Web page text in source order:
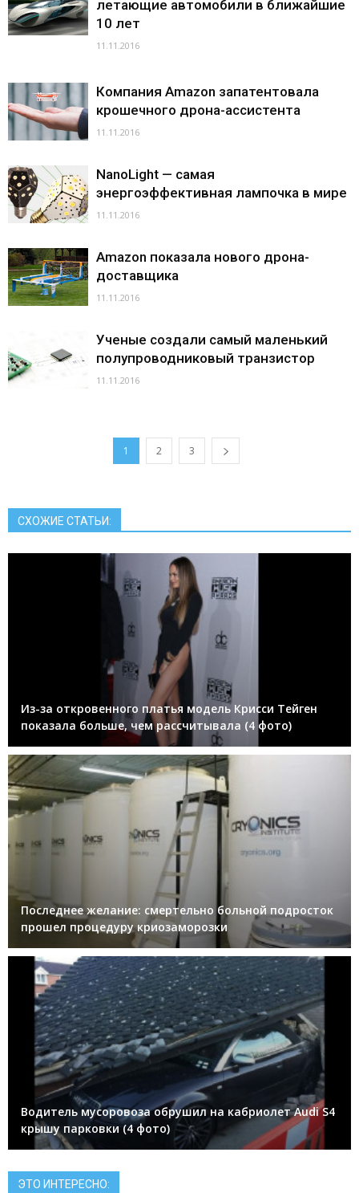
летающие автомобили в ближайшие
10 лет
11.11.2016
Компания Amazon запатентовала
крошечного дрона-ассистента
11.11.2016
NanoLight — самая
энергоэффективная лампочка в мире
11.11.2016
Amazon показала нового дрона-
доставщика
11.11.2016
Ученые создали самый маленький
полупроводниковый транзистор
11.11.2016
1 2 3
СХОЖИЕ СТАТЬИ:
Из-за откровенного платья модель Крисси Тейген
показала больше, чем рассчитывала (4 фото)
Последнее желание: смертельно больной подросток
прошел процедуру криозаморозки
Водитель мусоровоза обрушил на кабриолет Audi S4
крышу парковки (4 фото)
ЭТО ИНТЕРЕСНО: